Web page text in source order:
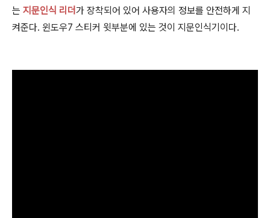
는 지문인식 리더가 장착되어 있어 사용자의 정보를 안전하게 지
켜준다. 윈도우7 스티커 윗부분에 있는 것이 지문인식기이다.